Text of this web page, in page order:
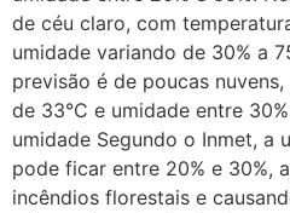
de céu claro, com
umidade variando de 30% a
previsão é de poucas nuvens,
de 33°C e umidade entre
umidade Segundo o Inmet, a
pode ficar entre 20% e 30%,
incêndios florestais e